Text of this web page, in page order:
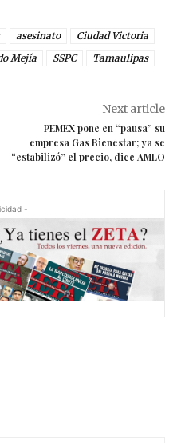
asesinato
Ciudad Victoria
Mejía SSPC Tamaulipas
Next article
PEMEX pone en “pausa” su
empresa Gas Bienestar; ya se
“estabilizó” el precio, dice AMLO
-